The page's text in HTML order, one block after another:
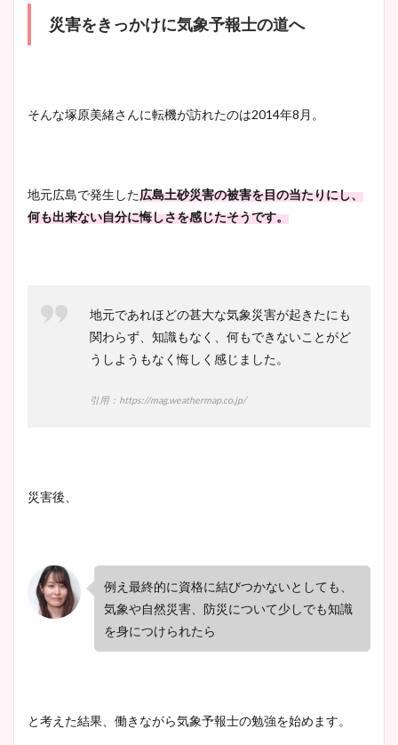
災害をきっかけに気象予報士の道へ
そんな塚原美緒さんに転機が訪れたのは2014年8月。
地元広島で発生した広島土砂災害の被害を目の当たりにし、
何も出来ない自分に悔しさを感じたそうです。
地元であれほどの甚大な気象災害が起きたにも
関わらず、知識もなく、何もできないことがど
うしようもなく悔しく感じました。
引用：https://mag.weathermap.co.jp/
災害後、
例え最終的に資格に結びつかないとしても、
気象や自然災害、防災について少しでも知識
を身につけられたら
と考えた結果、働きながら気象予報士の勉強を始めます。